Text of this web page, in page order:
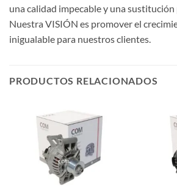
una calidad impecable y una
Nuestra VISIÓN es promover el
inigualable para nuestros clientes.
PRODUCTOS RELACIONADOS